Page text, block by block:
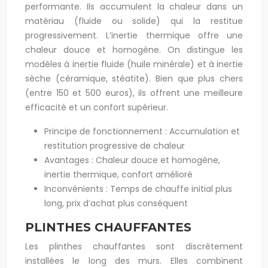
performante. Ils accumulent la chaleur dans un
matériau (fluide ou solide) qui la restitue
progressivement. L’inertie thermique offre une
chaleur douce et homogène. On distingue les
modèles à inertie fluide (huile minérale) et à inertie
sèche (céramique, stéatite). Bien que plus chers
(entre 150 et 500 euros), ils offrent une meilleure
efficacité et un confort supérieur.
Principe de fonctionnement : Accumulation et
restitution progressive de chaleur
Avantages : Chaleur douce et homogène,
inertie thermique, confort amélioré
Inconvénients : Temps de chauffe initial plus
long, prix d’achat plus conséquent
PLINTHES CHAUFFANTES
Les plinthes chauffantes sont discrètement
installées le long des murs. Elles combinent